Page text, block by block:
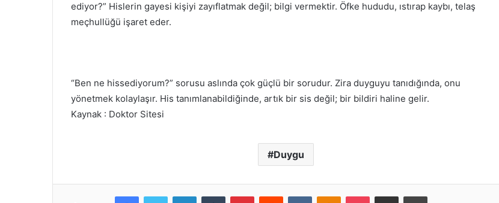
ediyor?” Hislerin gayesi kişiyi zayıflatmak değil; bilgi vermektir. Öfke hududu, ıstırap kaybı, telaş
meçhullüğü işaret eder.
“Ben ne hissediyorum?” sorusu aslında çok güçlü bir sorudur. Zira duyguyu tanıdığında, onu
yönetmek kolaylaşır. His tanımlanabildiğinde, artık bir sis değil; bir bildiri haline gelir.
Kaynak : Doktor Sitesi
Duygu
FacebookTwitter LinkedInTumblr PinterestReddit VKontakteOdnoklassniki
Pocket E-Posta ile paylaş Yazdır